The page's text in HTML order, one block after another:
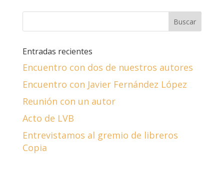
Entradas recientes
Encuentro con dos de nuestros autores
Encuentro con Javier Fernández López
Reunión con un autor
Acto de LVB
Entrevistamos al gremio de libreros
Copia